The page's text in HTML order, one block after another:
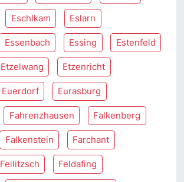
Eschlkam Eslarn
Essenbach Essing Estenfeld
Etzelwang Etzenricht
Euerdorf Eurasburg
Fahrenzhausen Falkenberg
Falkenstein Farchant
Feilitzsch Feldafing